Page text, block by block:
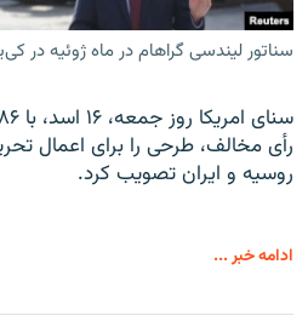
سناتور لیندسی گراهام در ماه ژوئیه در
رأی مخالف، طرحی را برای اعمال
روسیه و ایران تصویب کرد.
ادامه خبر ...